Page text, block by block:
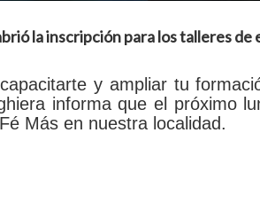
la inscripción para los talleres de
y ampliar tu
informa que el próximo
Más en nuestra localidad.